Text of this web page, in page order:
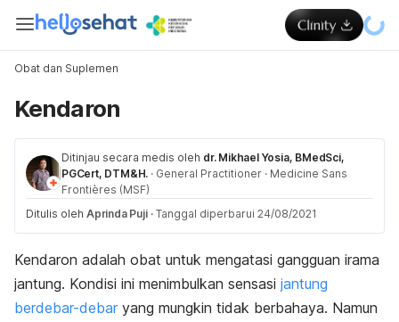
Obat dan Suplemen
Kendaron
Ditinjau secara medis oleh dr. Mikhael Yosia, BMedSci,
PGCert, DTM&H. · General Practitioner · Medicine Sans
Frontières (MSF)
Ditulis oleh Aprinda Puji · Tanggal diperbarui 24/08/2021
Kendaron adalah obat untuk mengatasi gangguan irama
jantung. Kondisi ini menimbulkan sensasi jantung
berdebar-debar yang mungkin tidak berbahaya. Namun